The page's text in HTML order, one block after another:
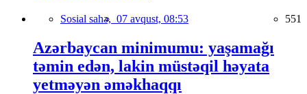
Sosial sahə, 07 avqust, 08:53 551
Azərbaycan minimumu: yaşamağı
təmin edən, lakin müstəqil həyata
yetməyən əməkhaqqı